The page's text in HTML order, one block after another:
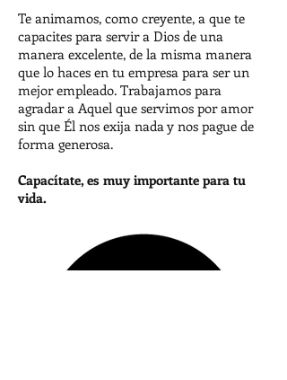
Te animamos, como creyente, a que te
capacites para servir a Dios de una
manera excelente, de la misma manera
que lo haces en tu empresa para ser un
mejor empleado. Trabajamos para
agradar a Aquel que servimos por amor
sin que Él nos exija nada y nos pague de
forma generosa.
Capacítate, es muy importante para tu
vida.